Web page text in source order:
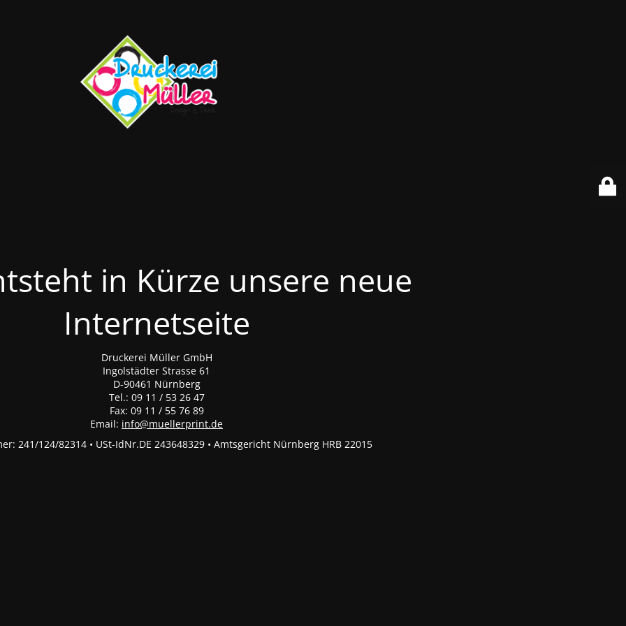
in Kürze unsere neue
Internetseite
Druckerei Müller GmbH
Ingolstädter Strasse 61
D-90461 Nürnberg
Tel.: 09 11 / 53 26 47
Fax: 09 11 / 55 76 89
Email: info@muellerprint.de
241/124/82314 • USt-IdNr.DE 243648329 • Amtsgericht Nürnberg HRB 22015